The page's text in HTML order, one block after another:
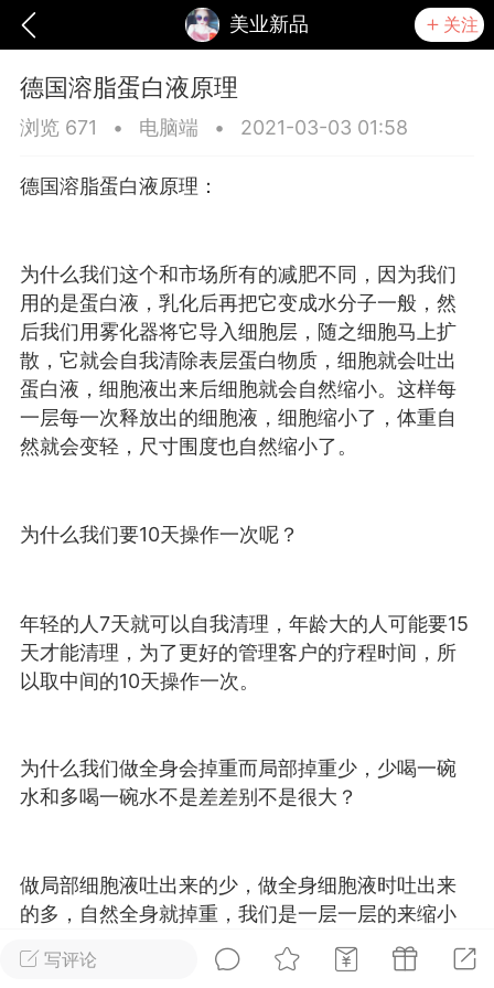
美业新品 关注
爆汗熊 芯诗妍 TONGYANMEI
熊 肤色重建术
卡卡溶脂
斑术
DR.YY面膜
私密系列
妍
美业357
熊
Lv.3
26 23:30
电脑端 新品推荐
本/双效闪充，养出紧致小白脸！一、项
充小白罐 = 闪充大白肌（仪器）× 草本
产品）×极光嫩肤啫喱（产品）这是一套
护...写评论
德国溶脂蛋白液原理
浏览 671 • 电脑端 • 2021-03-03 01:58
德国溶脂蛋白液原理：
为什么我们这个和市场所有的减肥不同，因为我们
用的是蛋白液，乳化后再把它变成水分子一般，然
后我们用雾化器将它导入细胞层，随之细胞马上扩
散，它就会自我清除表层蛋白物质，细胞就会吐出
蛋白液，细胞液出来后细胞就会自然缩小。这样每
一层每一次释放出的细胞液，细胞缩小了，体重自
然就会变轻，尺寸围度也自然缩小了。
为什么我们要10天操作一次呢？
年轻的人7天就可以自我清理，年龄大的人可能要15
天才能清理，为了更好的管理客户的疗程时间，所
以取中间的10天操作一次。
为什么我们做全身会掉重而局部掉重少，少喝一碗
水和多喝一碗水不是差差别不是很大？
做局部细胞液吐出来的少，做全身细胞液时吐出来
的多，自然全身就掉重，我们是一层一层的来缩小
细胞，不像传统的减肥，减的是水分，我们分解的
是细胞，细胞从大个体，缩水到很小个体，我们减